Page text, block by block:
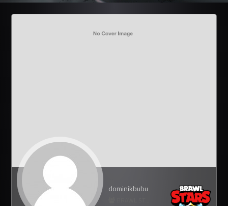
dominikbubu